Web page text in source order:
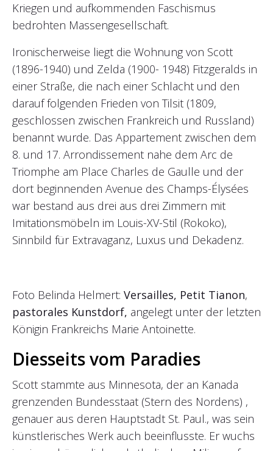
Kriegen und aufkommenden Faschismus
bedrohten Massengesellschaft.
Ironischerweise liegt die Wohnung von Scott
(1896-1940) und Zelda (1900- 1948) Fitzgeralds in
einer Straße, die nach einer Schlacht und den
darauf folgenden Frieden von Tilsit (1809,
geschlossen zwischen Frankreich und Russland)
benannt wurde. Das Appartement zwischen dem
8. und 17. Arrondissement nahe dem Arc de
Triomphe am Place Charles de Gaulle und der
dort beginnenden Avenue des Champs-Élysées
war bestand aus drei aus drei Zimmern mit
Imitationsmöbeln im Louis-XV-Stil (Rokoko),
Sinnbild für Extravaganz, Luxus und Dekadenz.
Foto Belinda Helmert: Versailles, Petit Tianon,
pastorales Kunstdorf, angelegt unter der letzten
Königin Frankreichs Marie Antoinette.
Diesseits vom Paradies
Scott stammte aus Minnesota, der an Kanada
grenzenden Bundesstaat (Stern des Nordens) ,
genauer aus deren Hauptstadt St. Paul., was sein
künstlerisches Werk auch beeinflusste. Er wuchs